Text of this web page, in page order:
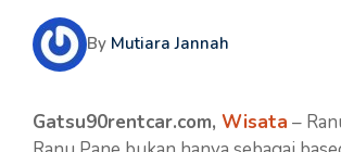
By Mutiara Jannah
Gatsu90rentcar.com, Wisata –